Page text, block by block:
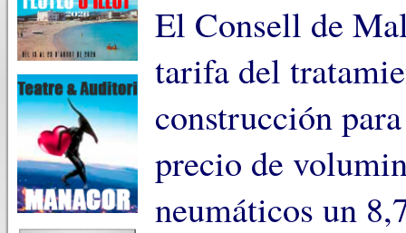
El Consell de
tarifa del
construcción
precio de
neumáticos un